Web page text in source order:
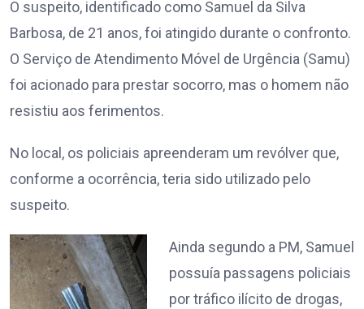
O suspeito, identificado como Samuel da Silva
Barbosa, de 21 anos, foi atingido durante o confronto.
O Serviço de Atendimento Móvel de Urgência (Samu)
foi acionado para prestar socorro, mas o homem não
resistiu aos ferimentos.
No local, os policiais apreenderam um revólver que,
conforme a ocorrência, teria sido utilizado pelo
suspeito.
Ainda segundo a PM, Samuel
possuía passagens policiais
por tráfico ilícito de drogas,